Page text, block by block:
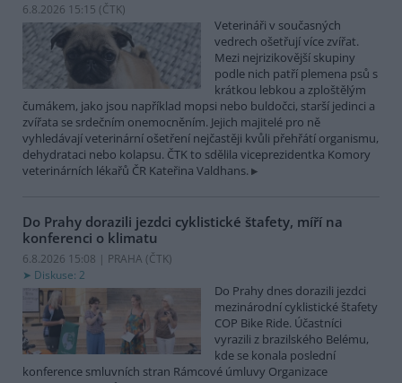
6.8.2026 15:15 (ČTK)
Veterináři v současných
vedrech ošetřují více zvířat.
Mezi nejrizikovější skupiny
podle nich patří plemena psů s
krátkou lebkou a zploštělým
čumákem, jako jsou například mopsi nebo buldočci, starší jedinci a
zvířata se srdečním onemocněním. Jejich majitelé pro ně
vyhledávají veterinární ošetření nejčastěji kvůli přehřátí organismu,
dehydrataci nebo kolapsu. ČTK to sdělila viceprezidentka Komory
veterinárních lékařů ČR Kateřina Valdhans.
Do Prahy dorazili jezdci cyklistické štafety, míří na
konferenci o klimatu
6.8.2026 15:08 | PRAHA (ČTK)
Diskuse: 2
Do Prahy dnes dorazili jezdci
mezinárodní cyklistické štafety
COP Bike Ride. Účastníci
vyrazili z brazilského Belému,
kde se konala poslední
konference smluvních stran Rámcové úmluvy Organizace